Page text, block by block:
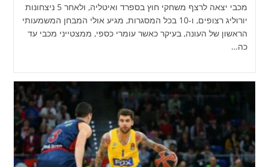
מכבי יצאה לרצף משחקי חוץ בספרד ואיטליה, ולאחר 5 ניצחונות
יורוליג רצופים, ו-10 בכל המסגרות, מגיע אולי המבחן המשמעותי
הראשון של העונה, בעיקר כאשר עומרי כספי, ממצטייני מכבי עד
כה…